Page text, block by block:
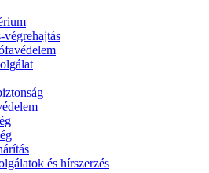
végrehajtás
és hírszerzés